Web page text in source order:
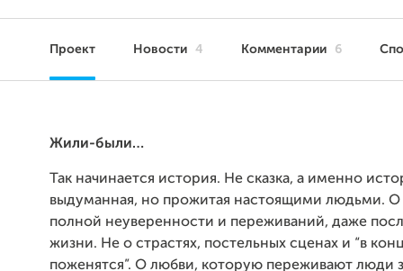
Проект Новости 4 Комментарии 6
Жили-были…
Так начинается история. Не сказка, а именно
выдуманная, но прожитая настоящими людьми.
полной неуверенности и переживаний, даже
жизни. Не о страстях, постельных сценах и “в
поженятся”. О любви, которую переживают люди